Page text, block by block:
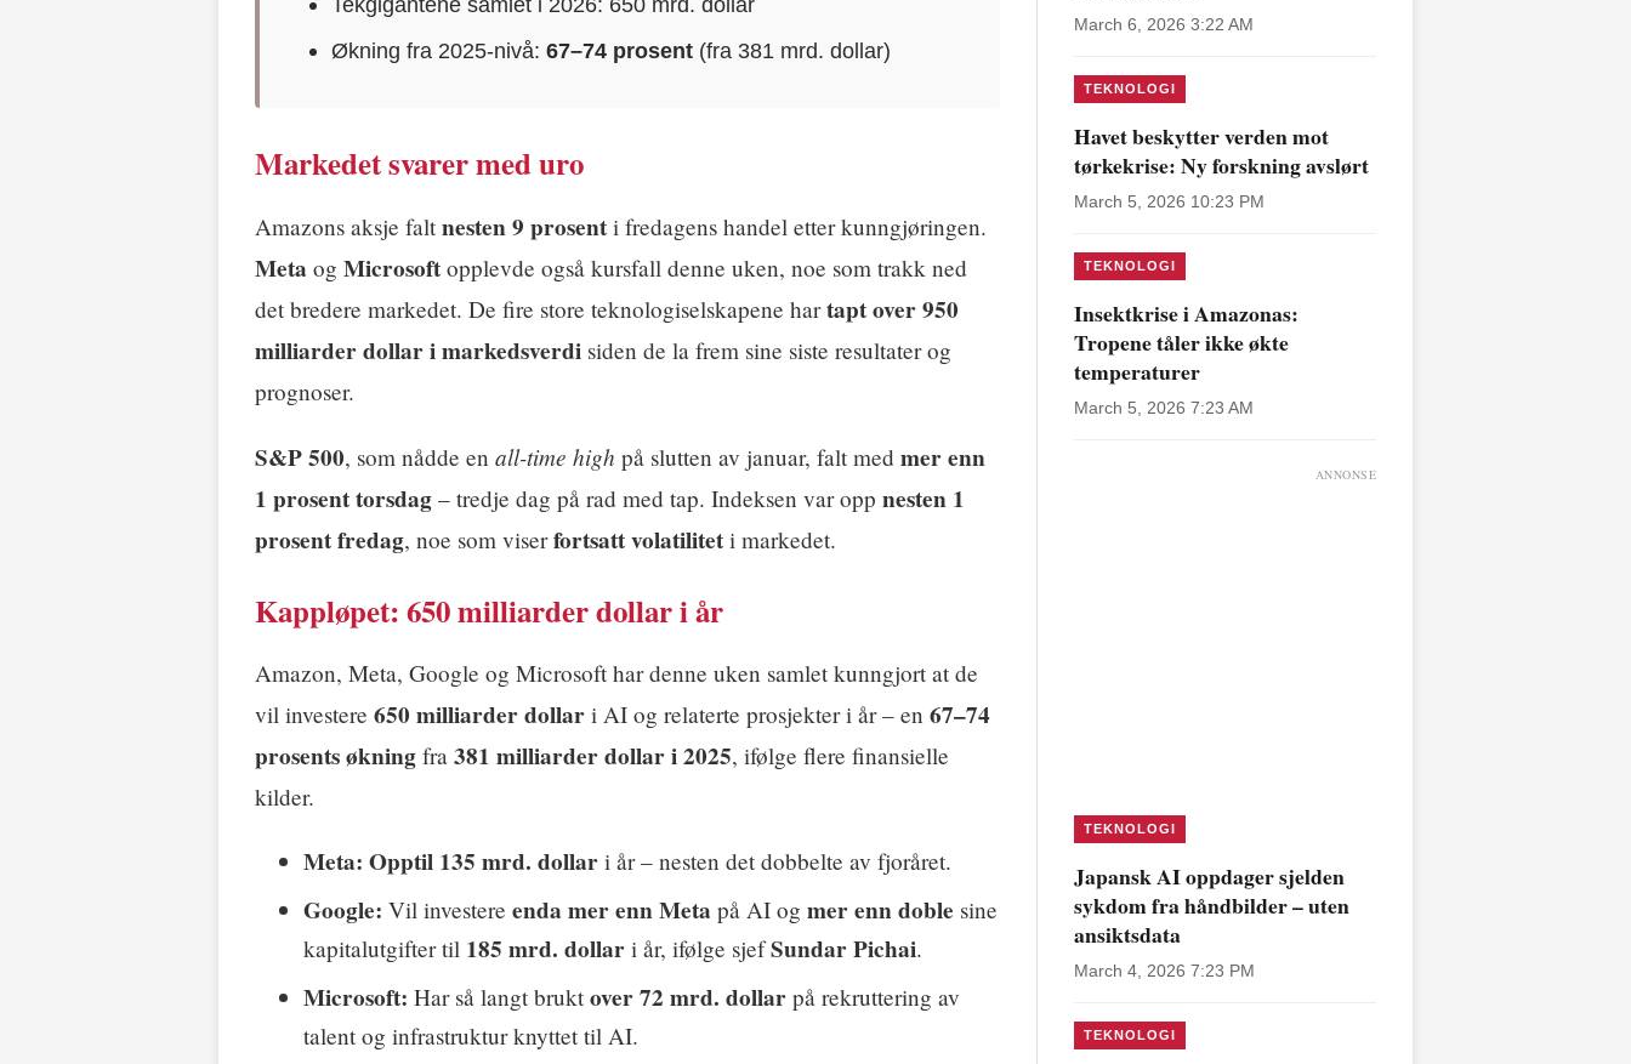
Økning fra 2025-nivå:67–74 prosent (fra 381 mrd. dollar)
Markedet svarer med uro
Amazons aksje falt nesten 9 prosent i fredagens handel etter kunngjøringen.
Meta og Microsoft opplevde også kursfall denne uken, noe som trakk ned
det bredere markedet. De fire store teknologiselskapene hartapt over 950
milliarder dollar i markedsverdi siden de la frem sine siste resultater og
prognoser.
S&P 500, som nådde en all-time high på slutten av januar, falt med mer enn
1 prosent torsdag – tredje dag på rad med tap. Indeksen var opp nesten 1
prosent fredag, noe som viserfortsatt volatilitet i markedet.
Kappløpet: 650 milliarder dollar i år
Amazon, Meta, Google og Microsoft har denne uken samlet kunngjort at de
vil investere 650 milliarder dollar i AI og relaterte prosjekter i år – en 67–74
prosents økning fra 381 milliarder dollar i 2025, ifølge flere finansielle
kilder.
Meta: Opptil 135 mrd. dollar i år – nesten det dobbelte av fjoråret.
Google: Vil investere enda mer enn Meta på AI og mer enn doble sine
kapitalutgifter til 185 mrd. dollar i år, ifølge sjefSundar Pichai.
Microsoft: Har så langt brukt over 72 mrd. dollar på rekruttering av
talent og infrastruktur knyttet til AI.
March 6, 2026 3:22 AM
TEKNOLOGI
Havet beskytter verden mot
tørkekrise: Ny forskning avslørt
March 5, 2026 10:23 PM
TEKNOLOGI
Insektkrise i Amazonas:
Tropene tåler ikke økte
temperaturer
March 5, 2026 7:23 AM
ANNONSE
TEKNOLOGI
Japansk AI oppdager sjelden
sykdom fra håndbilder – uten
ansiktsdata
March 4, 2026 7:23 PM
TEKNOLOGI